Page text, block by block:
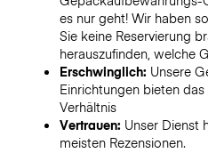
es nur geht! Wir haben
Sie keine Reservierung
herauszufinden, welche
Erschwinglich: Unsere
Einrichtungen bieten
Verhältnis
Vertrauen: Unser Dienst
meisten Rezensionen.